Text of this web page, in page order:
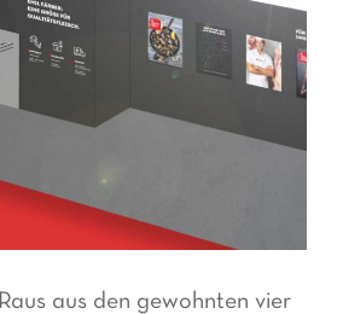
aus den gewohnten vier